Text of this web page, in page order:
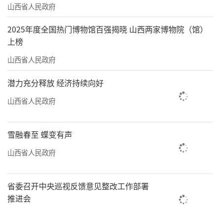
山西省人民政府
2025年度全国热门博物馆百强揭晓 山西两家博物院（馆）
上榜
山西省人民政府
潜力充分释放 经济持续向好
山西省人民政府
雪融春至 蝶变有声
山西省人民政府
省委召开中央巡视反馈意见整改工作部署
推进会